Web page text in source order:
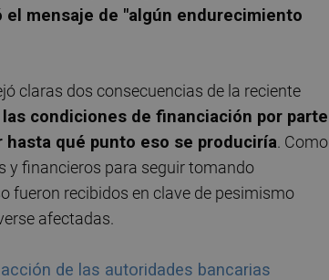
mensaje de "algún endurecimiento
claras dos consecuencias de la reciente
condiciones de financiación por parte
hasta qué punto eso se produciría. Como
y financieros para seguir tomando
fueron recibidos en clave de pesimismo
afectadas.
de las autoridades bancarias